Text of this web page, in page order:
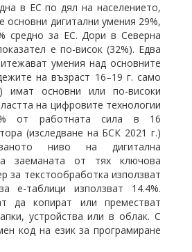
Абонирайте се!
в ЕС по дял на населението,
дигитални умения 29%,
средно за ЕС. Дори в Северна
е по-висок (32%). Едва
умения над основните
на възраст 16–19 г. само
имат основни или по-високи
на цифровите технологии
от работната сила в 16
(изследване на БСК 2021 г.)
ниво на дигитална
заеманата от тях ключова
за текстообработка използват
е-таблици използват 14.4%.
да копират или преместват
устройства или в облак. С
код на език за програмиране